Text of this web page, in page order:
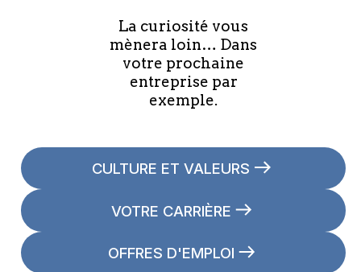
La curiosité vous
mènera loin… Dans
votre prochaine
entreprise par
exemple.
CULTURE ET VALEURS
VOTRE CARRIÈRE
OFFRES D'EMPLOI